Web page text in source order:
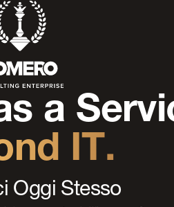
a
IT.
Oggi Stesso